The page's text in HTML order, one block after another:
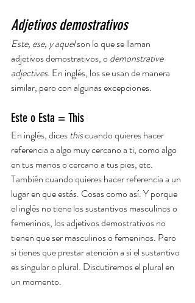
Adjetivos demostrativos
Este, ese, y aquel son lo que se llaman
adjetivos demostrativos, o demonstrative
adjectives. En inglés, los se usan de manera
similar, pero con algunas excepciones.
Este o Esta = This
En inglés, dices this cuando quieres hacer
referencia a algo muy cercano a ti, como algo
en tus manos o cercano a tus pies, etc.
También cuando quieres hacer referencia a un
lugar en que estás. Cosas como así. Y porque
el inglés no tiene los sustantivos masculinos o
femeninos, los adjetivos demostrativos no
tienen que ser masculinos o femeninos. Pero
si tienes que prestar atención a si el sustantivo
es singular o plural. Discutiremos el plural en
un momento.